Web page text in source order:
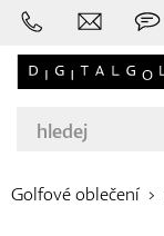
Golfové oblečení